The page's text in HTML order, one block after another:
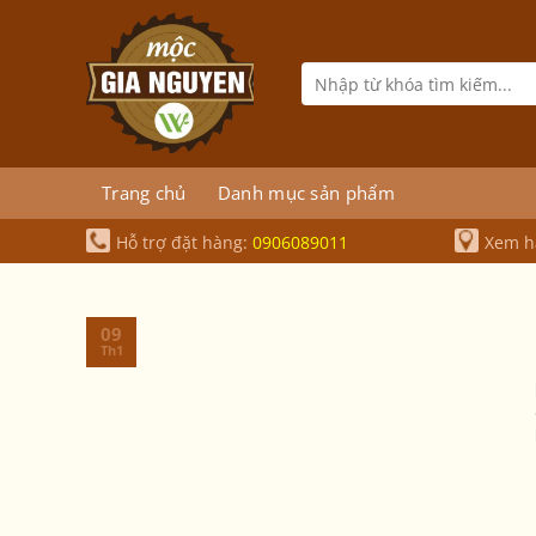
Tìm
kiếm:
Trang chủ Danh mục sản phẩm
Hỗ trợ đặt hàng: 0906089011 Xem
09
Th1